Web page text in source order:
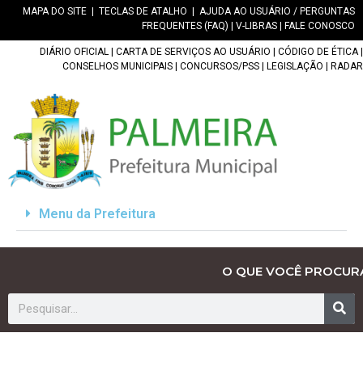
MAPA DO SITE TECLAS DE ATALHO
AJUDA AO USUÁRIO / PERGUNTAS
FREQUENTES (FAQ)
V-LIBRAS FALE CONOSCO
DIÁRIO OFICIAL CARTA DE SERVIÇOS AO USUÁRIO CÓDIGO DE ÉTICA|
CONSELHOS MUNICIPAIS
CONCURSOS/PSS LEGISLAÇÃO RADAR
Menu da Prefeitura
O QUE VOCÊ